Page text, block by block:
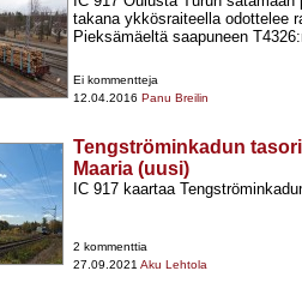
takana ykkösraiteella odottelee
Pieksämäeltä saapuneen
Ei kommentteja
12.04.2016 Panu Breilin
Tengströminkadun
Maaria (uusi)
IC 917 kaartaa
2 kommenttia
27.09.2021 Aku Lehtola